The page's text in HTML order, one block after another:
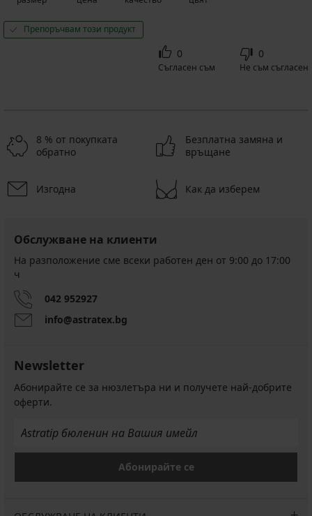
Препоръчвам този продукт
0
Съгласен съм
0
Не съм съгласен
8 % от покупката
обратно
Безплатна замяна и
връщане
Изгодна Как да изберем
Обслужване на клиенти
На разположение сме всеки работен ден от 9:00 до 17:00
ч
042 952927
info@astratex.bg
Newsletter
Абонирайте се за нюзлетъра ни и получете най-добрите
оферти.
Абонирайте се